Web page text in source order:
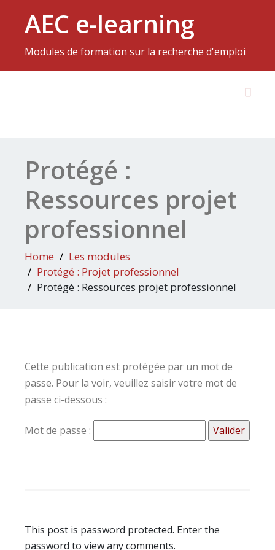
AEC e-learning
Modules de formation sur la recherche d'emploi
Protégé :
Ressources projet
professionnel
Home
Les modules
Protégé : Projet professionnel
Protégé : Ressources projet professionnel
Cette publication est protégée par un mot de
passe. Pour la voir, veuillez saisir votre mot de
passe ci-dessous :
Mot de passe :
This post is password protected. Enter the
password to view any comments.